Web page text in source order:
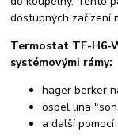
dostupných zařízení
Termostat TF-H6-
systémovými rámy:
hager berker
ospel lina
a další